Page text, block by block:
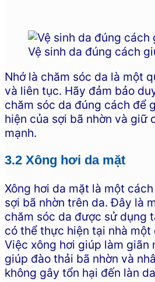
Vệ sinh da đúng cách
Nhớ là chăm sóc da là một
và liên tục. Hãy đảm bảo
chăm sóc da đúng cách để
hiện của sợi bã nhờn và giữ
mạnh.
3.2 Xông hơi da mặt
Xông hơi da mặt là một
sợi bã nhờn trên da. Đây là
chăm sóc da được sử dụng
có thể thực hiện tại nhà một
Việc xông hơi giúp làm giãn
giúp đào thải bã nhờn và
không gây tổn hại đến làn